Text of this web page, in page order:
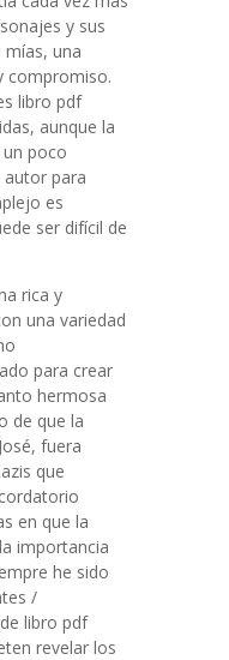
y sus
mías, una
compromiso.
libro pdf
aunque la
poco
autor para
es
ser difícil de
rica y
una variedad
para crear
hermosa
de que la
fuera
que
en que la
importancia
he sido
/
libro pdf
revelar los